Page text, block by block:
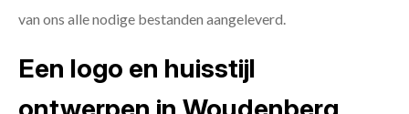
van ons alle nodige bestanden aangeleverd.
Een logo en huisstijl